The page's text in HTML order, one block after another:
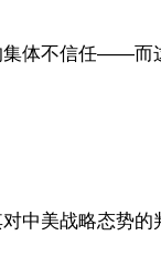
集体不信任——而
中美战略态势的